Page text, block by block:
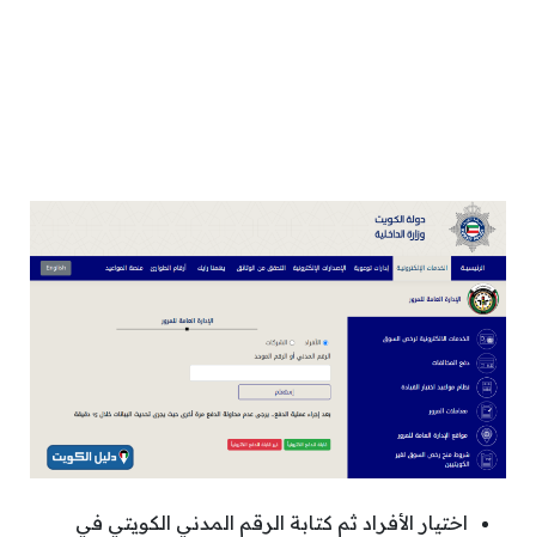
اختيار الأفراد ثم كتابة الرقم المدني الكويتي في